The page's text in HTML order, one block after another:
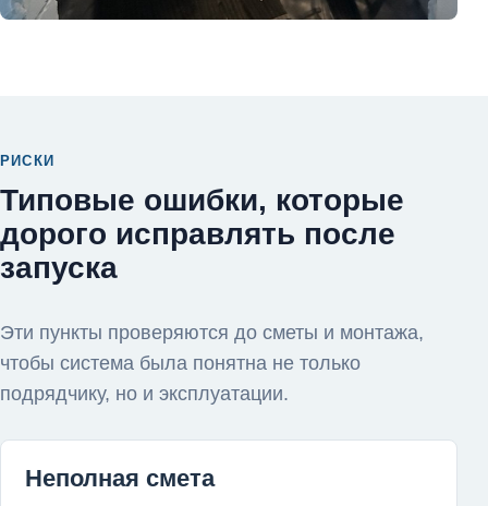
РИСКИ
Типовые ошибки, которые
дорого исправлять после
запуска
Эти пункты проверяются до сметы и монтажа,
чтобы система была понятна не только
подрядчику, но и эксплуатации.
Неполная смета